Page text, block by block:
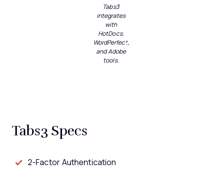
Tabs3
integrates
with
HotDocs,
WordPerfect,
and Adobe
tools.
Tabs3 Specs
2-Factor Authentication